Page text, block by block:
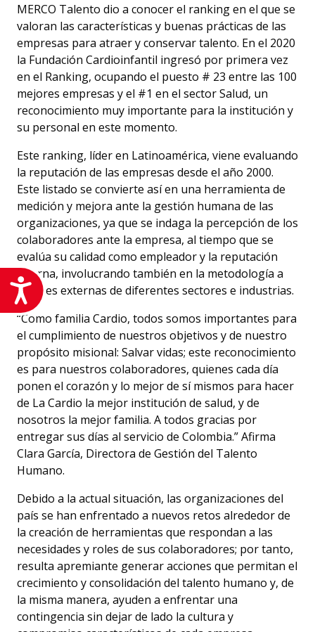
Accesibilidad
MERCO Talento dio a conocer el ranking en el que se
valoran las características y buenas prácticas de las
empresas para atraer y conservar talento. En el 2020
la Fundación Cardioinfantil ingresó por primera vez
en el Ranking, ocupando el puesto # 23 entre las 100
mejores empresas y el #1 en el sector Salud, un
reconocimiento muy importante para la institución y
su personal en este momento.
Este ranking, líder en Latinoamérica, viene evaluando
la reputación de las empresas desde el año 2000.
Este listado se convierte así en una herramienta de
medición y mejora ante la gestión humana de las
organizaciones, ya que se indaga la percepción de los
colaboradores ante la empresa, al tiempo que se
evalúa su calidad como empleador y la reputación
interna, involucrando también en la metodología a
fuentes externas de diferentes sectores e industrias.
“Como familia Cardio, todos somos importantes para
el cumplimiento de nuestros objetivos y de nuestro
propósito misional: Salvar vidas; este reconocimiento
es para nuestros colaboradores, quienes cada día
ponen el corazón y lo mejor de sí mismos para hacer
de La Cardio la mejor institución de salud, y de
nosotros la mejor familia. A todos gracias por
entregar sus días al servicio de Colombia.” Afirma
Clara García, Directora de Gestión del Talento
Humano.
Debido a la actual situación, las organizaciones del
país se han enfrentado a nuevos retos alrededor de
la creación de herramientas que respondan a las
necesidades y roles de sus colaboradores; por tanto,
resulta apremiante generar acciones que permitan el
crecimiento y consolidación del talento humano y, de
la misma manera, ayuden a enfrentar una
contingencia sin dejar de lado la cultura y